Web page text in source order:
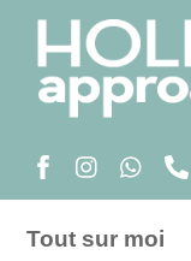
Tout sur moi